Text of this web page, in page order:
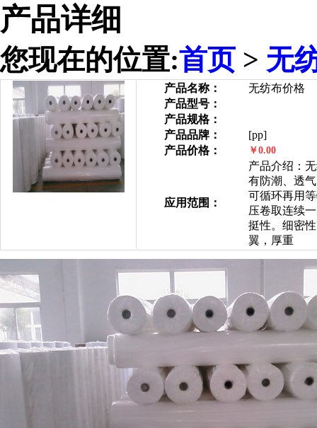
产品详细
您现在的位置:首页> 无
产品名称：
无纺布价格
产品型号：
产品规格：
产品品牌：
[pp]
产品价格：
￥0.00
应用范围：
产品介绍：
有防潮、透
可循环再用
压卷取连续
挺性。细密
翼，厚重